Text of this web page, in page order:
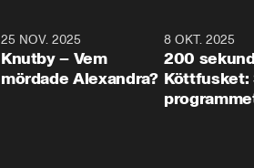
31:05
25 NOV. 2025
Knutby – Vem
mördade Alexandra?
8 OKT. 2025
200
Köttfusket: